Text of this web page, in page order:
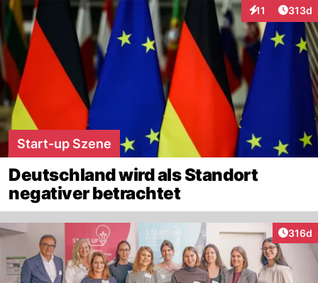
11
Interaktionen
313d
Start-up Szene
Deutschland wird als Standort
negativer betrachtet
316d